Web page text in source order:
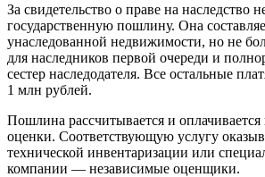
За свидетельство о праве на наследство
государственную пошлину. Она
унаследованной недвижимости, но не
для наследников первой очереди и
сестер наследодателя. Все остальные
1 млн рублей.
Пошлина рассчитывается и оплачивается
оценки. Соответствующую услугу
технической инвентаризации или
компании — независимые оценщики.